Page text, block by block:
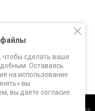
687-56-82 Москва, Дорожная
файлы
сделать ваше
Оставаясь
на использование
вы
вы даете согласие